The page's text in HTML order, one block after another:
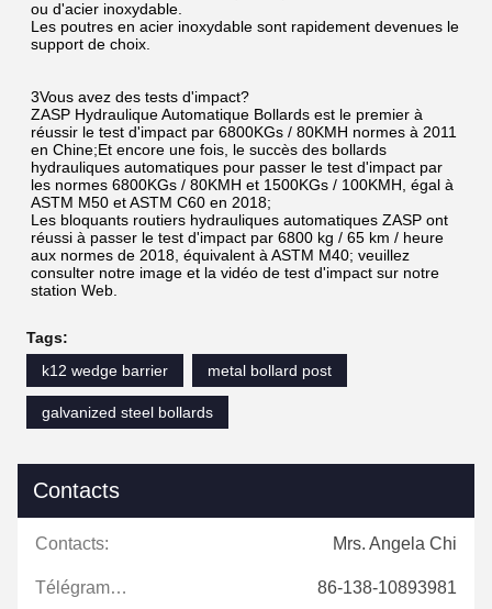
ou d'acier inoxydable.
Les poutres en acier inoxydable sont rapidement devenues le
support de choix.
3Vous avez des tests d'impact?
ZASP Hydraulique Automatique Bollards est le premier à
réussir le test d'impact par 6800KGs / 80KMH normes à 2011
en Chine;Et encore une fois, le succès des bollards
hydrauliques automatiques pour passer le test d'impact par
les normes 6800KGs / 80KMH et 1500KGs / 100KMH, égal à
ASTM M50 et ASTM C60 en 2018;
Les bloquants routiers hydrauliques automatiques ZASP ont
réussi à passer le test d'impact par 6800 kg / 65 km / heure
aux normes de 2018, équivalent à ASTM M40; veuillez
consulter notre image et la vidéo de test d'impact sur notre
station Web.
Tags:
k12 wedge barrier
metal bollard post
galvanized steel bollards
Contacts
Contacts: Mrs. Angela Chi
Télégramme: 86-138-10893981